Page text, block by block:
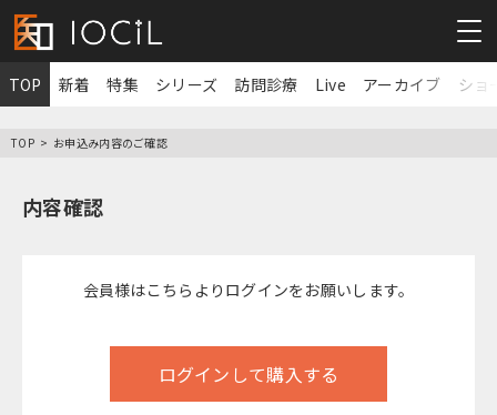
TOP 新着 特集 シリーズ 訪問診療 Live アーカイブ ショ
TOP お申込み内容のご確認
内容確認
会員様はこちら よりログインをお願いします。
ログインして購入する